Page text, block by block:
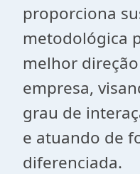
proporciona
metodológica
melhor
empresa,
grau de
e atuando de
diferenciada.